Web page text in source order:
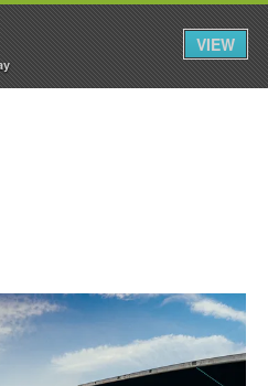
Assine Iniciar Sessão
VIEW